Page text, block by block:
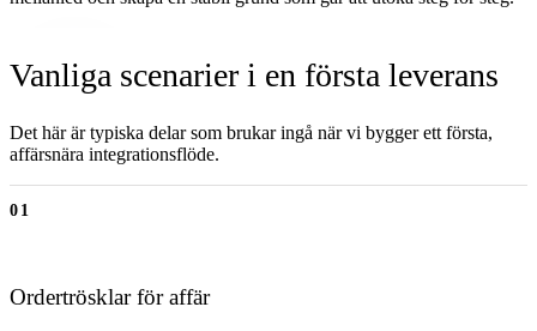
Vanliga scenarier i en första leverans
Det här är typiska delar som brukar ingå när vi bygger ett första,
affärsnära integrationsflöde.
01
Ordertrösklar för affär